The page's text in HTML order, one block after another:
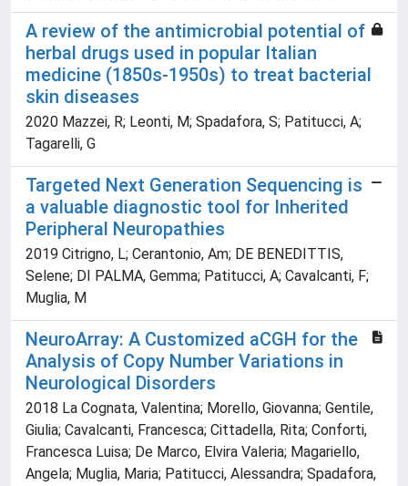
A review of the antimicrobial potential of
herbal drugs used in popular Italian
medicine (1850s-1950s) to treat bacterial
skin diseases
2020 Mazzei, R; Leonti, M; Spadafora, S; Patitucci, A;
Tagarelli, G
Targeted Next Generation Sequencing is
a valuable diagnostic tool for Inherited
Peripheral Neuropathies
2019 Citrigno, L; Cerantonio, Am; DE BENEDITTIS,
Selene; DI PALMA, Gemma; Patitucci, A; Cavalcanti, F;
Muglia, M
NeuroArray: A Customized aCGH for the
Analysis of Copy Number Variations in
Neurological Disorders
2018 La Cognata, Valentina; Morello, Giovanna; Gentile,
Giulia; Cavalcanti, Francesca; Cittadella, Rita; Conforti,
Francesca Luisa; De Marco, Elvira Valeria; Magariello,
Angela; Muglia, Maria; Patitucci, Alessandra; Spadafora,